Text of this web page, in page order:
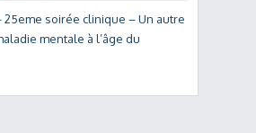
25eme soirée clinique – Un autre
mentale à l’âge du